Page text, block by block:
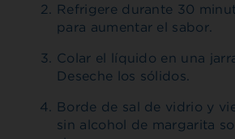
Refrigere durante 30
para aumentar el sabor.
Colar el líquido en una
Deseche los sólidos.
Borde de sal de vidrio y
sin alcohol de margarita